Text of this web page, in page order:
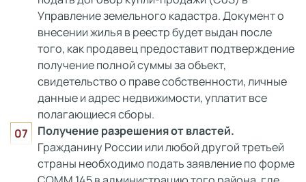
Управление земельного кадастра. Документ о
внесении жилья в реестр будет выдан после
того, как продавец предоставит подтверждение
получение полной суммы за объект,
свидетельство о праве собственности, личные
данные и адрес недвижимости, уплатит все
полагающиеся сборы.
Получение разрешения от властей.
Гражданину России или любой другой третьей
страны необходимо подать заявление по форме